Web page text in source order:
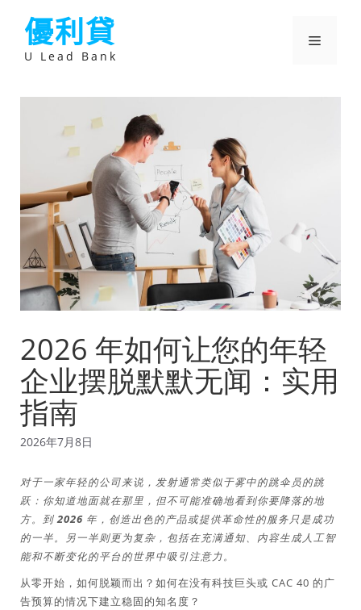
優利貸
U Lead Bank
選
2026 年如何让您的年轻
企业摆脱默默无闻：实用
指南
2026年7月8日
对于一家年轻的公司来说，发射通常类似于雾中的跳伞员的跳
跃：你知道地面就在那里，但不可能准确地看到你要降落的地
方。到 2026 年，创造出色的产品或提供革命性的服务只是成功
的一半。另一半则更为复杂，包括在充满通知、内容生成人工智
能和不断变化的平台的世界中吸引注意力。
从零开始，如何脱颖而出？如何在没有科技巨头或 CAC 40 的广
告预算的情况下建立稳固的知名度？